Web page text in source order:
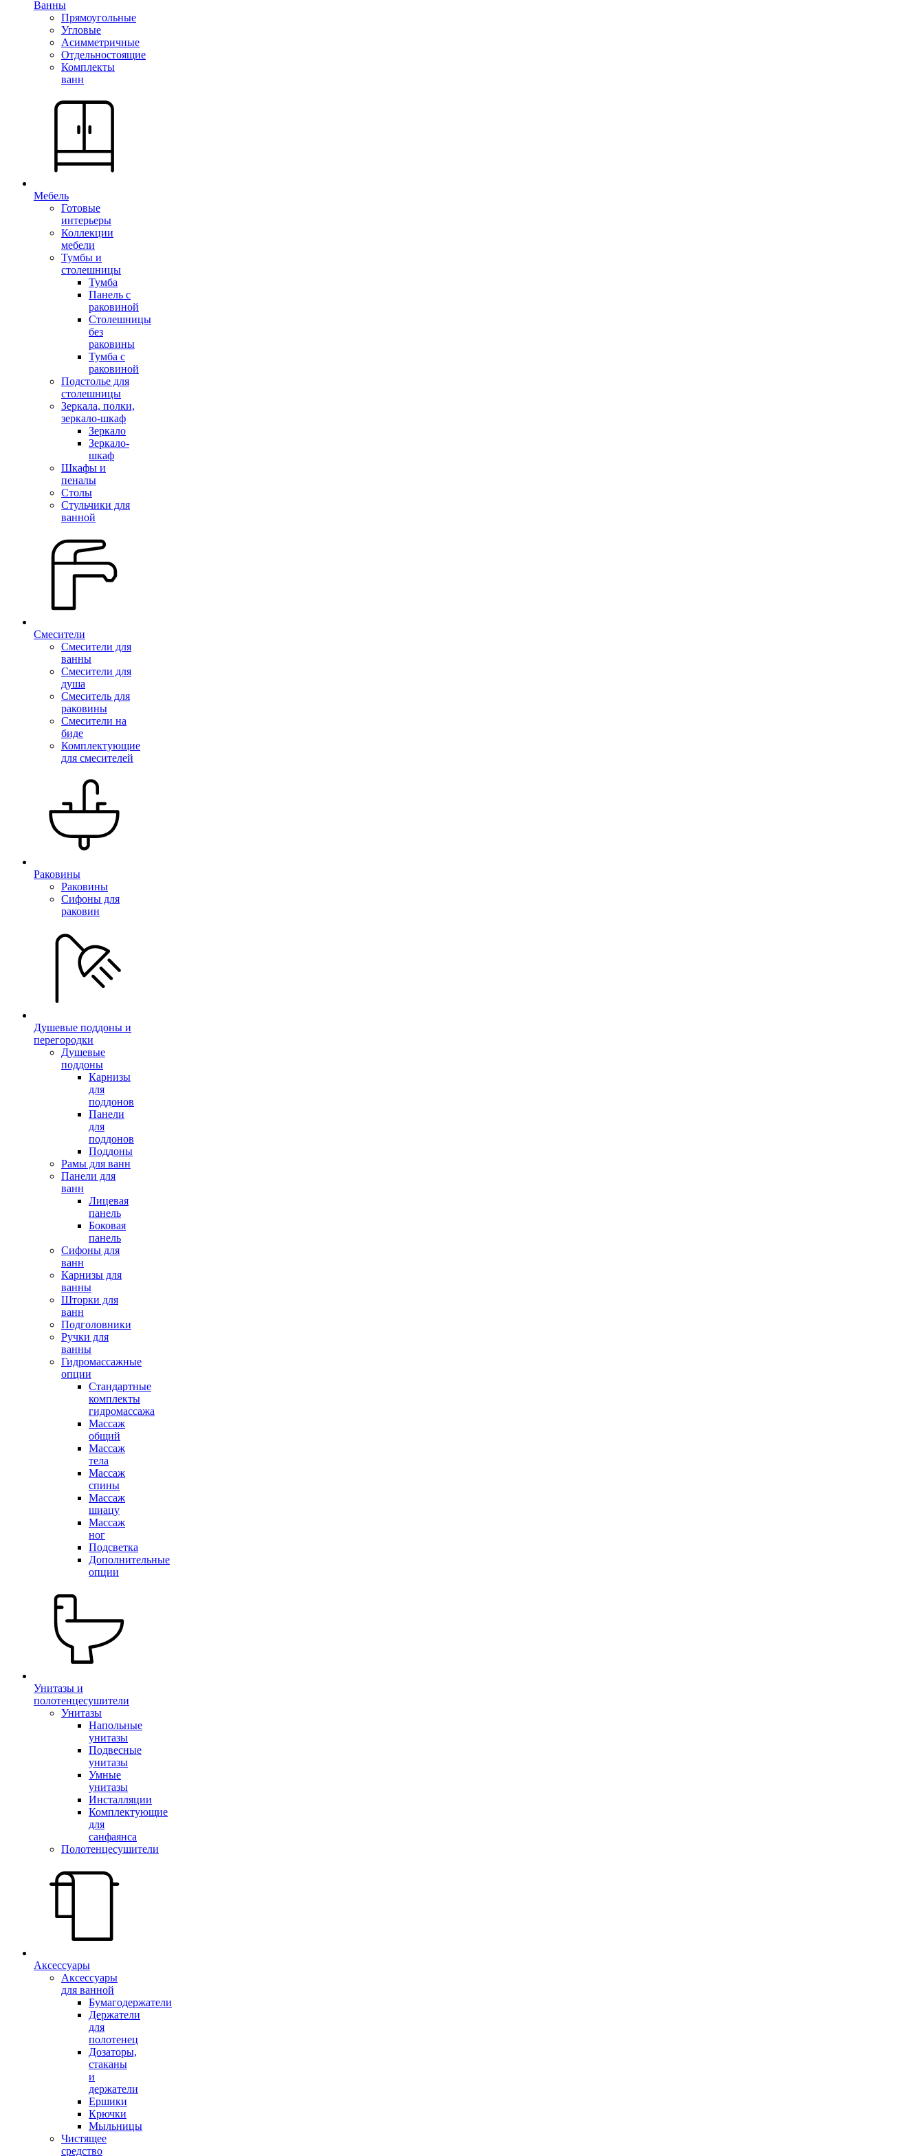
Ванны
Прямоугольные
Угловые
Асимметричные
Отдельностоящие
Комплекты
ванн
Мебель
Готовые
интерьеры
Коллекции
мебели
Тумбы и
столешницы
Тумба
Панель с
раковиной
Столешницы
без
раковины
Тумба с
раковиной
Подстолье для
столешницы
Зеркала, полки,
зеркало-шкаф
Зеркало
Зеркало-
шкаф
Шкафы и
пеналы
Столы
Стульчики для
ванной
Смесители
Смесители для
ванны
Смесители для
душа
Смеситель для
раковины
Смесители на
биде
Комплектующие
для смесителей
Раковины
Раковины
Сифоны для
раковин
Душевые поддоны и
перегородки
Душевые
поддоны
Карнизы
для
поддонов
Панели
для
поддонов
Поддоны
Рамы для ванн
Панели для
ванн
Лицевая
панель
Боковая
панель
Сифоны для
ванн
Карнизы для
ванны
Шторки для
ванн
Подголовники
Ручки для
ванны
Гидромассажные
опции
Стандартные
комплекты
гидромассажа
Массаж
общий
Массаж
тела
Массаж
спины
Массаж
шиацу
Массаж
ног
Подсветка
Дополнительные
опции
Унитазы и
полотенцесушители
Унитазы
Напольные
унитазы
Подвесные
унитазы
Умные
унитазы
Инсталляции
Комплектующие
для
санфаянса
Полотенцесушители
Аксессуары
Аксессуары
для ванной
Бумагодержатели
Держатели
для
полотенец
Дозаторы,
стаканы
и
держатели
Ершики
Крючки
Мыльницы
Чистящее
средство